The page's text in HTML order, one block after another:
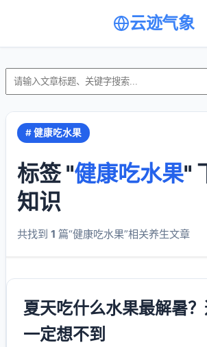
云迹气象
# 健康吃水果
标签 "健康吃水果"
知识
共找到 1 篇“健康吃水果”相关养生文章
夏天吃什么水果最解暑
一定想不到